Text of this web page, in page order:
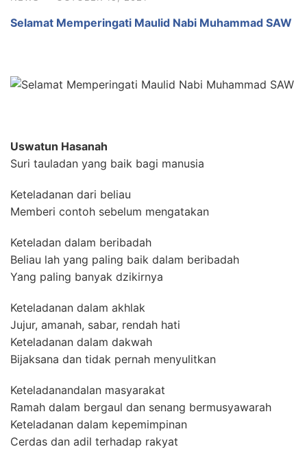
Selamat Memperingati Maulid Nabi Muhammad SAW
Uswatun Hasanah
Suri tauladan yang baik bagi manusia
Keteladanan dari beliau
Memberi contoh sebelum mengatakan
Keteladan dalam beribadah
Beliau lah yang paling baik dalam beribadah
Yang paling banyak dzikirnya
Keteladanan dalam akhlak
Jujur, amanah, sabar, rendah hati
Keteladanan dalam dakwah
Bijaksana dan tidak pernah menyulitkan
Keteladanandalan masyarakat
Ramah dalam bergaul dan senang bermusyawarah
Keteladanan dalam kepemimpinan
Cerdas dan adil terhadap rakyat